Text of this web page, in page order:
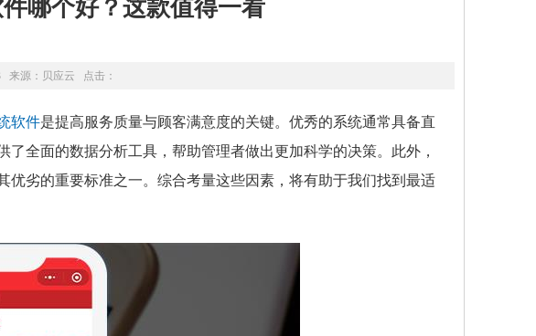
哪个好？这款值得一看
来源： 贝应云 点击：
软件是提高服务质量与顾客满意度的关键。优秀的系统通常具备直
全面的数据分析工具，帮助管理者做出更加科学的决策。此外，
优劣的重要标准之一。综合考量这些因素，将有助于我们找到最适